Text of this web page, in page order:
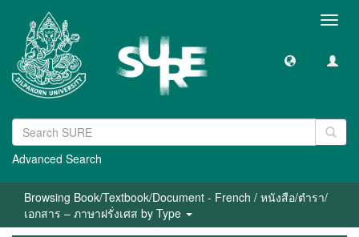
Advanced Search
Browsing Book/Textbook/Document - French / หนังสือ/ตำรา/
เอกสาร – ภาษาฝรั่งเศส by Type